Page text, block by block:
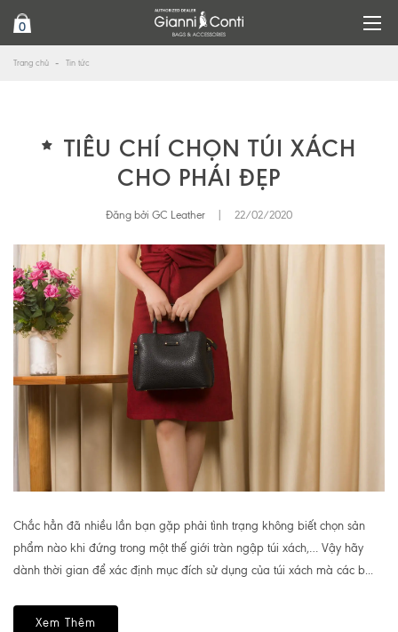
0
Trang chủ Tin tức
TIÊU CHÍ CHỌN TÚI XÁCH
CHO PHÁI ĐẸP
Đăng bởi GC Leather 22/02/2020
Chắc hẳn đã nhiều lần bạn gặp phải tình trạng không biết chọn sản
phẩm nào khi đứng trong một thế giới tràn ngập túi xách,… Vậy hãy
dành thời gian để xác định mục đích sử dụng của túi xách mà các b...
Xem Thêm